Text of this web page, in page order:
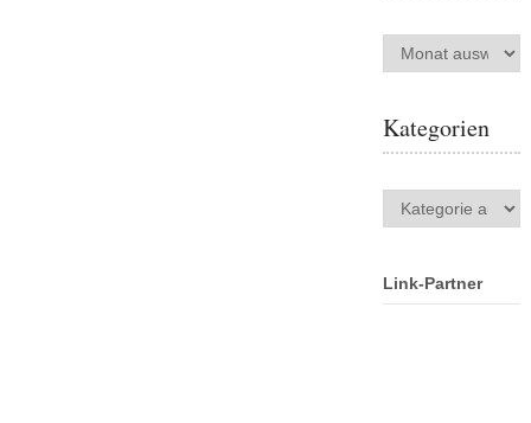
Archiv
Kategorien
Kategorien
Link-Partner